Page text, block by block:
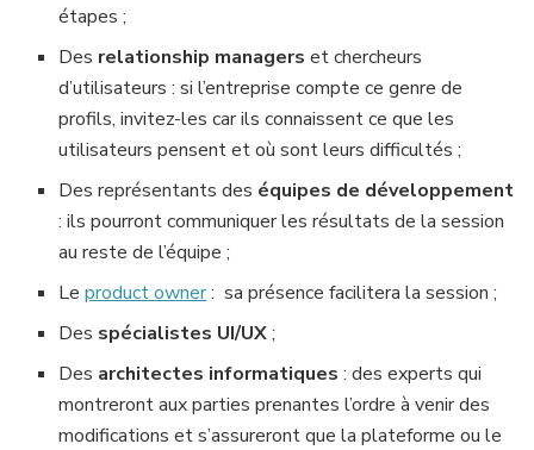
étapes ;
Des relationship managers et chercheurs
d’utilisateurs : si l’entreprise compte ce genre de
profils, invitez-les car ils connaissent ce que les
utilisateurs pensent et où sont leurs difficultés ;
Des représentants des équipes de développement
: ils pourront communiquer les résultats de la session
au reste de l’équipe ;
Leproduct owner: sa présence facilitera la session ;
Des spécialistes UI/UX;
Des architectes informatiques : des experts qui
montreront aux parties prenantes l’ordre à venir des
modifications et s’assureront que la plateforme ou le